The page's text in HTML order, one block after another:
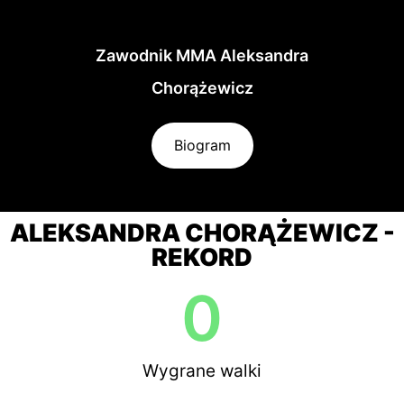
Zawodnik MMA Aleksandra
Chorążewicz
Biogram
ALEKSANDRA CHORĄŻEWICZ -
REKORD
Wygrane walki
0